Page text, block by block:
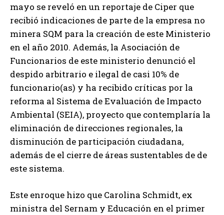
mayo se reveló en un reportaje de Ciper que
recibió indicaciones de parte de la empresa no
minera SQM para la creación de este Ministerio
en el año 2010. Además, la Asociación de
Funcionarios de este ministerio denunció el
despido arbitrario e ilegal de casi 10% de
funcionario(as) y ha recibido críticas por la
reforma al Sistema de Evaluación de Impacto
Ambiental (SEIA), proyecto que contemplaría la
eliminación de direcciones regionales, la
disminución de participación ciudadana,
además de el cierre de áreas sustentables de de
este sistema.
Este enroque hizo que Carolina Schmidt, ex
ministra del Sernam y Educación en el primer